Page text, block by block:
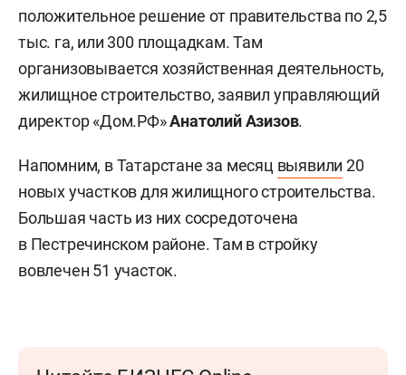
положительное решение от правительства по 2,5
тыс. га, или 300 площадкам. Там
организовывается хозяйственная деятельность,
жилищное строительство, заявил управляющий
директор «Дом.РФ»Анатолий Азизов.
Напомним, в Татарстане за месяц выявили 20
новых участков для жилищного строительства.
Большая часть из них сосредоточена
в Пестречинском районе. Там в стройку
вовлечен 51 участок.